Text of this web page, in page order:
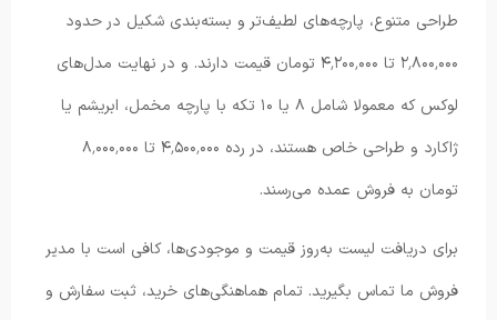
طراحی متنوع، پارچه‌های لطیف‌تر و بسته‌بندی شکیل در حدود
۲٬۸۰۰٬۰۰۰ تا ۴٬۲۰۰٬۰۰۰ تومان قیمت دارند. و در نهایت مدل‌های
لوکس که معمولا شامل ۸ یا ۱۰ تکه با پارچه مخمل، ابریشم یا
ژاکارد و طراحی خاص هستند، در رده ۴٬۵۰۰٬۰۰۰ تا ۸٬۰۰۰٬۰۰۰
تومان به فروش عمده می‌رسند.
برای دریافت لیست به‌روز قیمت و موجودی‌ها، کافی است با مدیر
فروش ما تماس بگیرید. تمام هماهنگی‌های خرید، ثبت سفارش و